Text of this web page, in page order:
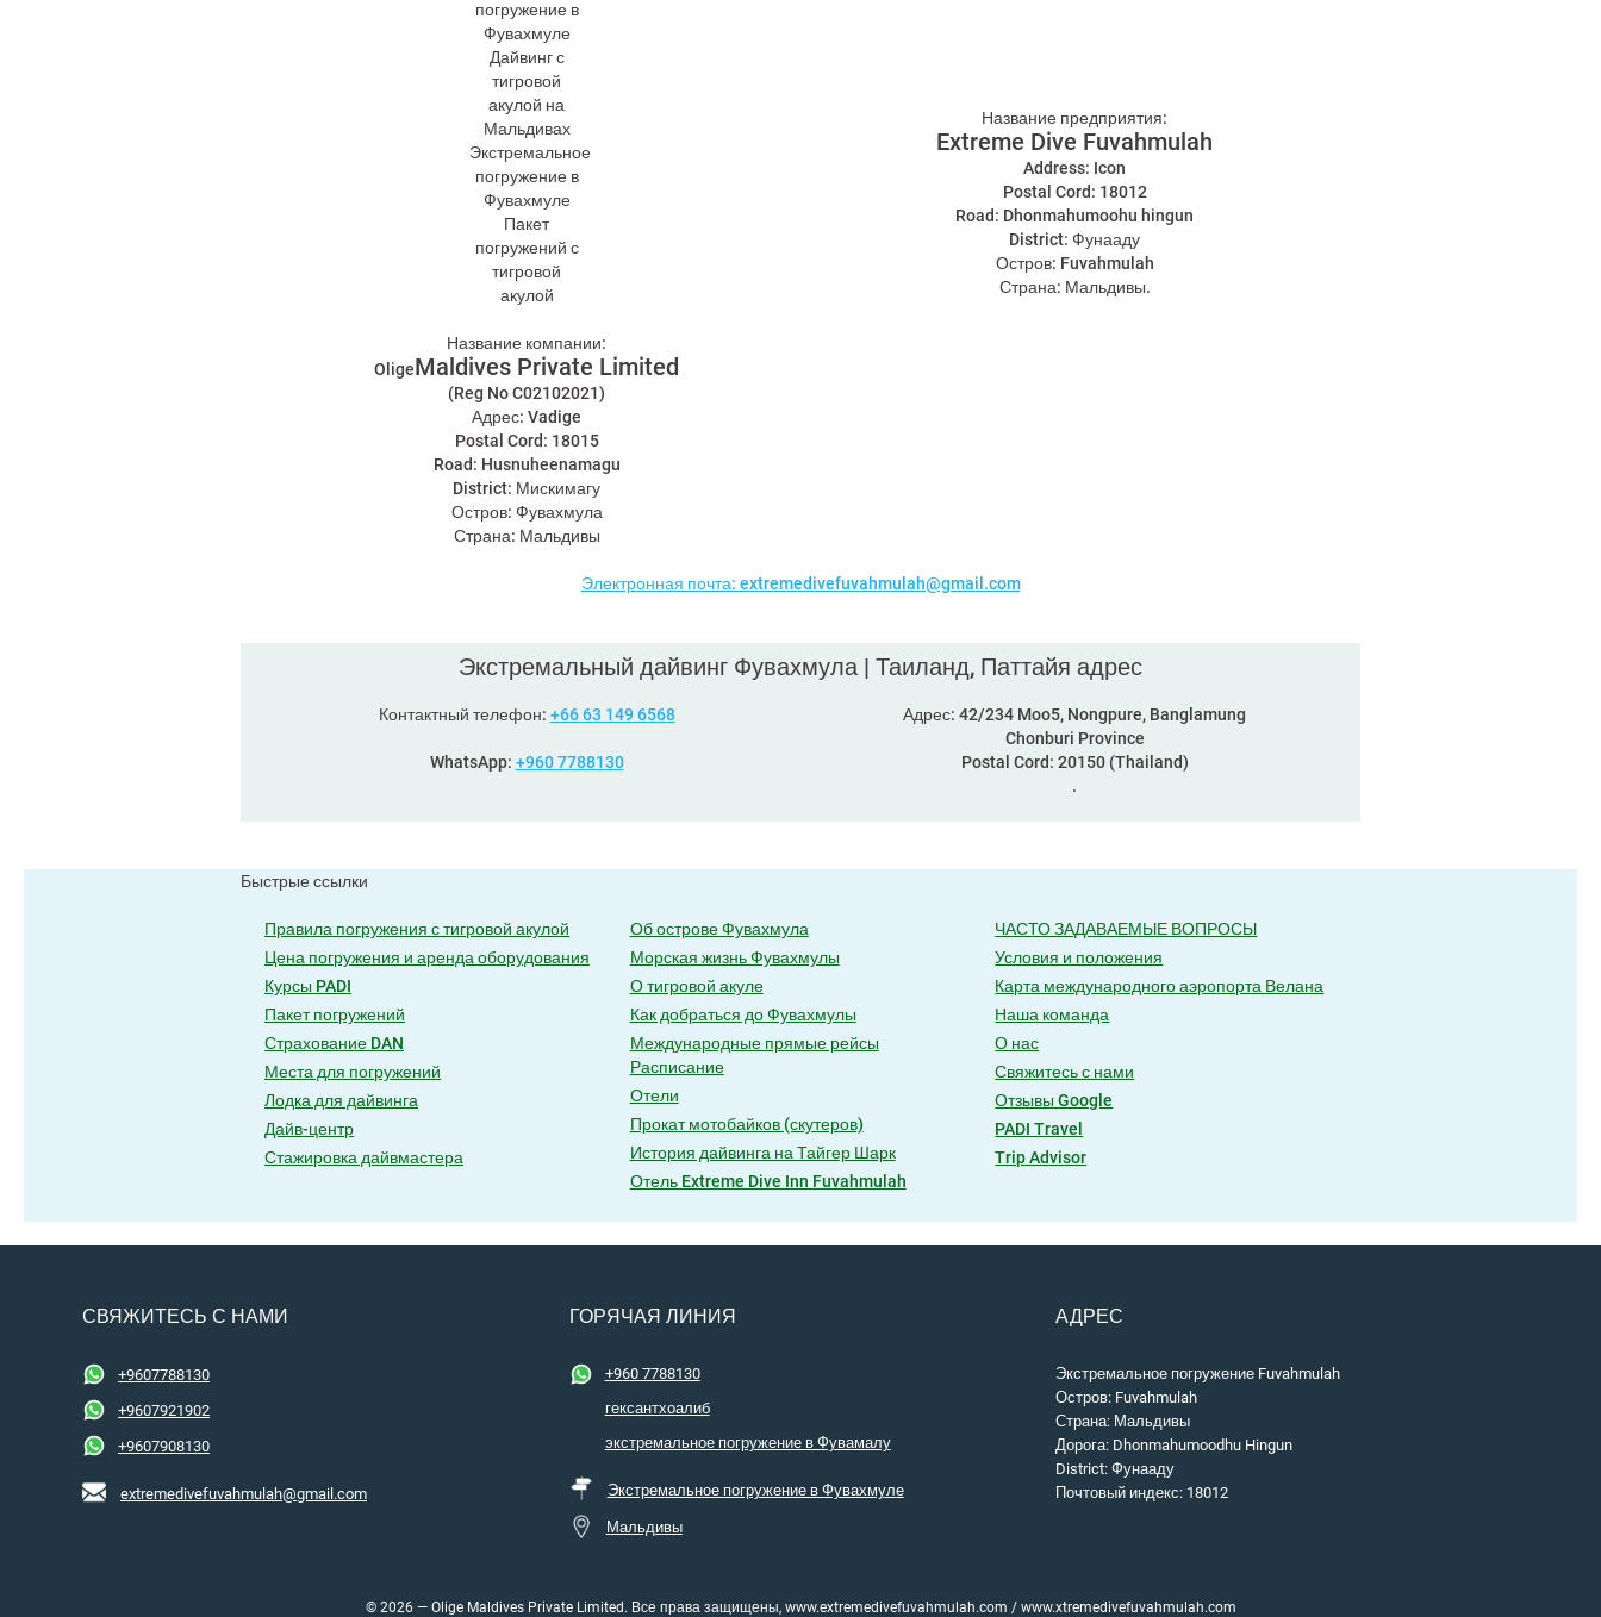
Название компании:
‍OligeMaldives Private Limited
(Reg No C02102021)
Адрес: Vadige
Postal Cord: 18015
Road: Husnuheenamagu
District: Мискимагу
Остров: Фувахмула
Страна: Мальдивы
Название предприятия:
Extreme Dive Fuvahmulah
Address: Icon
Postal Cord: 18012
Road: Dhonmahumoohu hingun
District: Фунааду
Остров: Fuvahmulah
Страна: Мальдивы.
Электронная почта: extremedivefuvahmulah@gmail.com
Экстремальный дайвинг Фувахмула | Таиланд, Паттайя адрес
Контактный телефон: +66 63 149 6568
WhatsApp: +960 7788130
Адрес: 42/234 Moo5, Nongpure, Banglamung
Chonburi Province
Postal Cord: 20150 (Thailand)
‍.
Быстрые ссылки
Правила погружения с тигровой акулой
Цена погружения и аренда оборудования
Курсы PADI
Пакет погружений
Страхование DAN
Места для погружений
Лодка для дайвинга
Дайв-центр
Стажировка дайвмастера
Об острове Фувахмула
Морская жизнь Фувахмулы
О тигровой акуле
Как добраться до Фувахмулы
Международные прямые рейсы
Расписание
Отели
Прокат мотобайков (скутеров)
История дайвинга на Тайгер Шарк
Отель Extreme Dive Inn Fuvahmulah
ЧАСТО ЗАДАВАЕМЫЕ ВОПРОСЫ
Условия и положения
Карта международного аэропорта Велана
Наша команда
О нас
Свяжитесь с нами
Отзывы Google
PADI Travel
Trip Advisor
СВЯЖИТЕСЬ С НАМИ
+9607788130
+9607921902
+9607908130
extremedivefuvahmulah@gmail.com
ГОРЯЧАЯ ЛИНИЯ
+960 7788130
гексантхоалиб
экстремальное погружение в Фувамалу
Экстремальное погружение в Фувахмуле
Мальдивы
АДРЕС
Экстремальное погружение Fuvahmulah
Остров: Fuvahmulah
Страна: Мальдивы
Дорога: Dhonmahumoodhu Hingun
District: Фунааду
Почтовый индекс: 18012
© 2026 — Olige Maldives Private Limited. Все права защищены, www.extremedivefuvahmulah.com / www.xtremedivefuvahmulah.com